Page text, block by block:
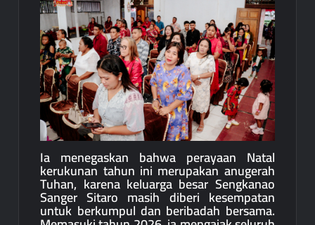
Ia menegaskan bahwa perayaan Natal
kerukunan tahun ini merupakan anugerah
Tuhan, karena keluarga besar Sengkanao
Sanger Sitaro masih diberi kesempatan
untuk berkumpul dan beribadah bersama.